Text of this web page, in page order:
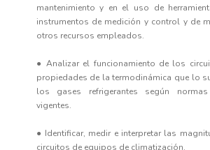
mantenimiento y en el uso de
instrumentos de medición y control y de
otros recursos empleados.
● Analizar el funcionamiento de los
propiedades de la termodinámica que lo
los gases refrigerantes según
vigentes.
● Identificar, medir e interpretar las
circuitos de equipos de climatización.